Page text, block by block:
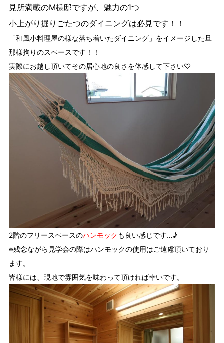
見所満載のM様邸ですが、魅力の1つ
小上がり掘りごたつのダイニングは必見です！！
「和風小料理屋の様な落ち着いたダイニング」をイメージした旦
那様拘りのスペースです！！
実際にお越し頂いてその居心地の良さを体感して下さい♡
2階のフリースペースのハンモック も良い感じです…♪
※残念ながら見学会の際はハンモックの使用はご遠慮頂いており
ます。
皆様には、現地で雰囲気を味わって頂ければ幸いです。